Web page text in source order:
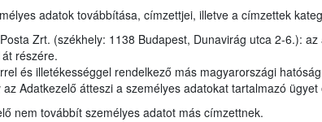
adatok továbbítása, címzettjei, illetve a címzettek
Zrt. (székhely: 1138 Budapest, Dunavirág utca 2-6.):
részére.
és illetékességgel rendelkező más magyarországi
Adatkezelő átteszi a személyes adatokat tartalmazó
nem továbbít személyes adatot más címzettnek.